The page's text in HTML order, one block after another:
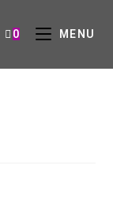
0 MENU